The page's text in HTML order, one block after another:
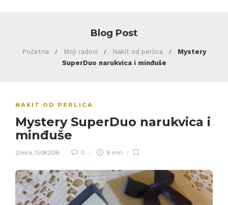
Blog Post
Početna Moji radovi Nakit od perlica
Mystery
SuperDuo narukvica i minđuše
NAKIT OD PERLICA
Mystery SuperDuo narukvica i
minđuše
Zorica, 15.08.2018 0 8 min